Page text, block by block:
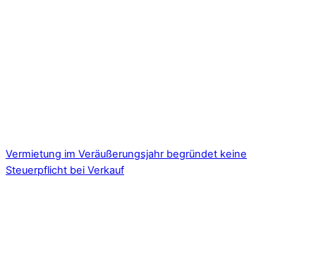
Vermietung im Veräußerungsjahr begründet keine
Steuerpflicht bei Verkauf